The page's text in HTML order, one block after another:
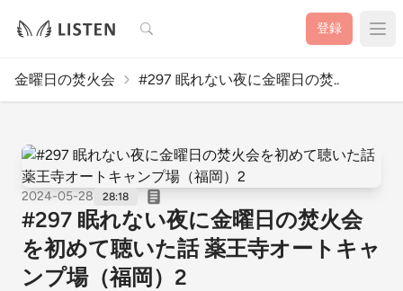
検索 登録
金曜日の焚火会 #297 眠れない夜に金曜日の焚..
2024-05-28 28:18
#297 眠れない夜に金曜日の焚火会
を初めて聴いた話 薬王寺オートキャ
ンプ場（福岡）2